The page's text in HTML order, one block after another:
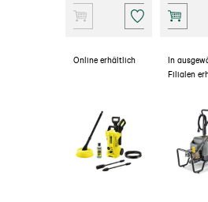
Online erhältlich
In
Filialen